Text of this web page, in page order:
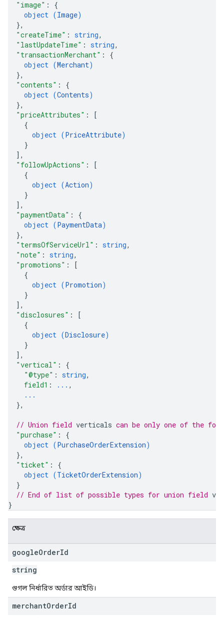
"image" : {
object (Image)
},
"createTime" : string,
"lastUpdateTime" : string,
"transactionMerchant" : {
object (Merchant)
},
"contents" : {
object (Contents)
},
"priceAttributes" :
[
{
object (PriceAttribute)
}
] ,
"followUpActions" :
[
{
object (Action)
}
] ,
"paymentData" : {
object (PaymentData)
},
"termsOfServiceUrl" : string,
"note" : string,
"promotions" :
[
{
object (Promotion)
}
] ,
"disclosures" :
[
{
object (Disclosure)
}
] ,
"vertical" : {
"@type" : string,
field1 : ... ,
...
},
// Union field verticals can be only one of the
"purchase" : {
object (PurchaseOrderExtension)
},
"ticket" : {
object (TicketOrderExtension)
}
// End of list of possible types for union field
}
ক্ষেত্র
googleOrderId
string
গুগল নির্ধারিত অর্ডার আইডি।
merchantOrderId